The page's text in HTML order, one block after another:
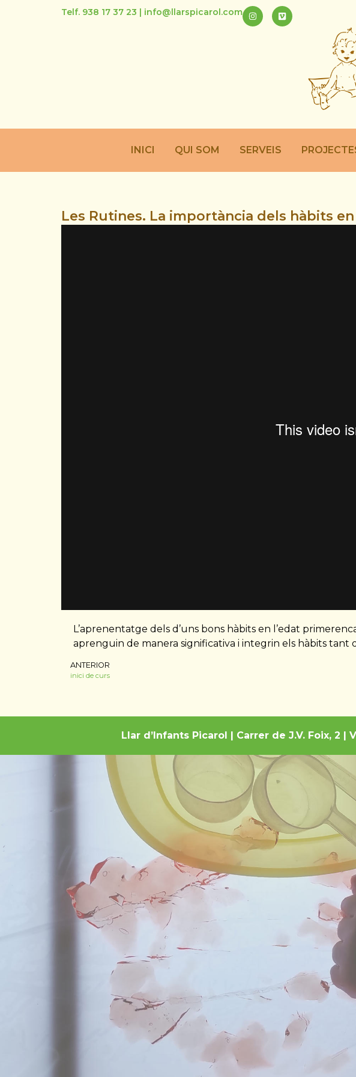
Telf. 938 17 37 23 | info@llarspicarol.com
INICI QUI SOM SERVEIS
Les Rutines. La importància dels hàbits
L’aprenentatge dels d’uns bons hàbits en l’edat
aprenguin de manera significativa i integrin els hàbits tant
ANTERIOR
inici de curs
Llar d’Infants Picarol | Carrer de J.V. Foix, 2